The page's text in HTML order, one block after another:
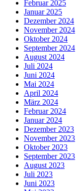
Februar 2025
Januar 2025
Dezember 2024
November 2024
Oktober 2024
September 2024
August 2024
Juli 2024
Juni 2024
Mai 2024
April 2024
März 2024
Februar 2024
Januar 2024
Dezember 2023
November 2023
Oktober 2023
September 2023
August 2023
Juli 2023
Juni 2023